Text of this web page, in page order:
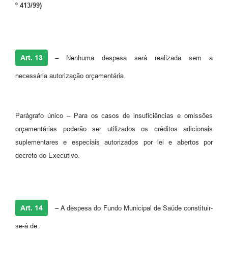
º 413/99)
Art. 13 – Nenhuma despesa será realizada sem a
necessária autorização orçamentária.
Parágrafo único – Para os casos de insuficiências e omissões
orçamentárias poderão ser utilizados os créditos adicionais
suplementares e especiais autorizados por lei e abertos por
decreto do Executivo.
Art. 14 –A despesa do Fundo Municipal de Saúde constituir-
se-á de: